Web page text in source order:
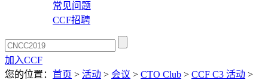
常见问题
CCF招聘
加入CCF
您的位置： 首页 > 活动 > 会议 > CTO Club > CCF C3 活动 >